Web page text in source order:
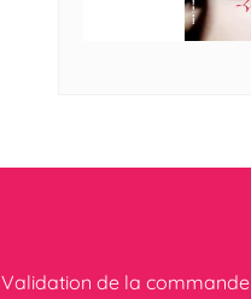
Validation de la commande